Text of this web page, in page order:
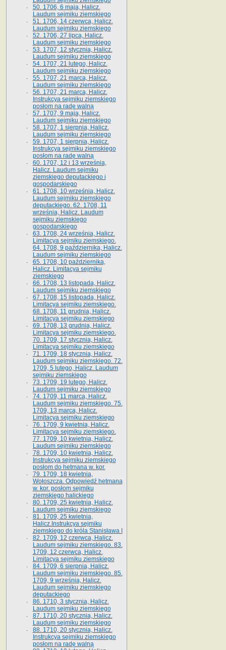
50. 1706, 6 maja, Halicz.
Laudum sejmiku ziemskiego
51. 1706, 14 czerwca, Halicz.
Laudum sejmiku ziemskiego
52. 1706, 27 lipca, Halicz.
Laudum sejmiku ziemskiego
53. 1707, 12 stycznia, Halicz.
Laudum sejmiku ziemskiego
54. 1707, 21 lutego, Halicz.
Laudum sejmiku ziemskiego
55. 1707, 21 marca, Halicz.
Laudum sejmiku ziemskiego
56. 1707, 21 marca, Halicz.
Instrukcya sejmiku ziemskiego
posłom na radę walną
57. 1707, 9 maja, Halicz.
Laudum sejmiku ziemskiego
58. 1707, 1 sierpnia, Halicz.
Laudum sejmiku ziemskiego
59. 1707, 1 sierpnia, Halicz.
Instrukcya sejmiku ziemskiego
posłom na radę walną
60. 1707, 12 i 13 września,
Halicz. Laudum sejmiku
ziemskiego deputackiego i
gospodarskiego
61. 1708, 10 września, Halicz.
Laudum sejmiku ziemskiego
deputackiego. 62. 1708, 11
września, Halicz. Laudum
sejmiku ziemskiego
gospodarskiego
63. 1708, 24 września, Halicz.
Limitacya sejmiku ziemskiego.
64. 1708, 9 października, Halicz.
Laudum sejmiku ziemskiego
65­. 1708, 10 października,
Halicz. Limitacya sejmiku
ziemskiego
66. 1708, 13 listopada, Halicz.
Laudum sejmiku ziemskiego
67. 1708, 15 listopada, Halicz.
Limitacya sejmiku ziemskiego.
68. 1708, 11 grudnia, Halicz.
Limitacya sejmiku ziemskiego
69. 1708, 13 grudnia, Halicz.
Limitacya sejmiku ziemskiego.
70. 1709, 17 stycznia, Halicz.
Limitacya sejmiku ziemskiego
71. 1709, 18 stycznia, Halicz.
Laudum sejmiku ziemskiego. 72.
1709, 5 lutego, Halicz. Laudum
sejmiku ziemskiego
73. 1709, 19 lutego, Halicz.
Laudum sejmiku ziemskiego
74. 1709, 11 marca, Halicz.
Laudum sejmiku ziemskiego. 75.
1709, 13 marca, Halicz.
Limitacya sejmiku ziemskiego
76. 1709, 9 kwietnia, Halicz.
Limitacya sejmiku ziemskiego.
77. 1709, 10 kwietnia, Halicz.
Laudum sejmiku ziemskiego
78. 1709, 10 kwietnia, Halicz.
Instrukcya sejmiku ziemskiego
posłom do hetmana w. kor.
79. 1709, 18 kwietnia,
Wołoszcza. Odpowiedź hetmana
w. kor. posłom sejmiku
ziemskiego halickiego
80. 1709, 25 kwietnia, Halicz.
Laudum sejmiku ziemskiego
81. 1709, 25 kwietnia,
Halicz.Instrukcya sejmiku
ziemskiego do króla Stanisława I
82. 1709, 12 czerwca, Halicz.
Laudum sejmiku ziemskiego. 83.
1709, 12 czerwca, Halicz.
Limitacya sejmiku ziemskiego
84. 1709, 6 sierpnia, Halicz.
Laudum sejmiku ziemskiego. 85.
1709, 9 września, Halicz.
Laudum sejmiku ziemskiego
deputackiego
86. 1710, 3 stycznia, Halicz.
Laudum sejmiku ziemskiego
87. 1710, 20 stycznia, Halicz.
Laudum sejmiku ziemskiego
88. 1710, 20 stycznia, Halicz.
Instrukcya sejmiku ziemskiego
posłom na radę walną